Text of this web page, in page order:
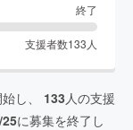
終了
支援者数133 人
し、 133 人の支援
に募集を終了し